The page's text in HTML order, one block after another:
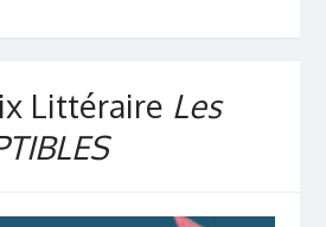
Littéraire Les